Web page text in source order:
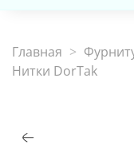
Главная
Нитки DorTak